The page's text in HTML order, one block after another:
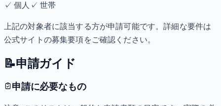
✓個人 ✓ 世帯
上記の対象者に該当する方が申請可能です。詳細な要件は
公式サイトの募集要項をご確認ください。
📝申請ガイド
申請に必要なもの